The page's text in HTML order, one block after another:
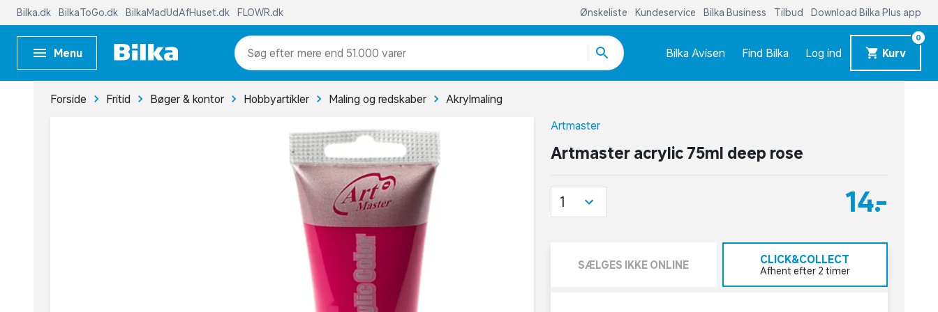
Bilka.dk BilkaToGo.dk BilkaMadUdAfHuset.dk FLOWR.dk Ønskeliste Kundeservice Bilka Business Tilbud Download Bilka Plus app
Menu mere end 51.000 varer Bilka Avisen Find Bilka Log ind Kurv
0
Forside Fritid Bøger & kontor Hobbyartikler Maling og redskaber Akrylmaling
Artmaster
Artmaster acrylic 75ml deep rose
14,-
1
SÆLGES IKKE ONLINE CLICK&COLLECT
Afhent efter 2 timer